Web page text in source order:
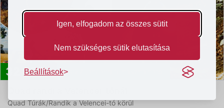
Igen, elfogadom az összes sütit
Nem szükséges sütik elutasítása
Beállítások
32 990Ft 2027. januárig felhasználható
Quad Túrák/Randik a Velencei-tó körül